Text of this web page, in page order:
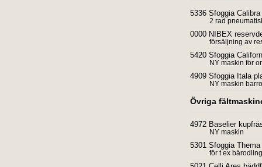
5336 Sfoggia
2 rad
0000 NIBEX
försäljning av
5420 Sfoggia
NY maskin för
4909 Sfoggia Itala
NY maskin
Övriga
4972 Baselier
NY maskin
5301 Sfoggia
för t ex